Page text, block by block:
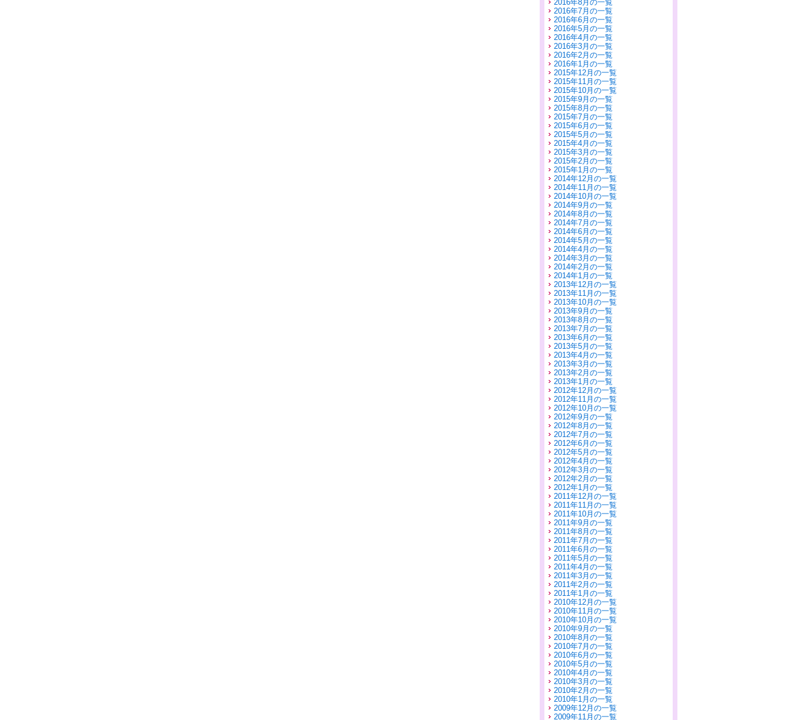
2016年8月の一覧
2016年7月の一覧
2016年6月の一覧
2016年5月の一覧
2016年4月の一覧
2016年3月の一覧
2016年2月の一覧
2016年1月の一覧
2015年12月の一覧
2015年11月の一覧
2015年10月の一覧
2015年9月の一覧
2015年8月の一覧
2015年7月の一覧
2015年6月の一覧
2015年5月の一覧
2015年4月の一覧
2015年3月の一覧
2015年2月の一覧
2015年1月の一覧
2014年12月の一覧
2014年11月の一覧
2014年10月の一覧
2014年9月の一覧
2014年8月の一覧
2014年7月の一覧
2014年6月の一覧
2014年5月の一覧
2014年4月の一覧
2014年3月の一覧
2014年2月の一覧
2014年1月の一覧
2013年12月の一覧
2013年11月の一覧
2013年10月の一覧
2013年9月の一覧
2013年8月の一覧
2013年7月の一覧
2013年6月の一覧
2013年5月の一覧
2013年4月の一覧
2013年3月の一覧
2013年2月の一覧
2013年1月の一覧
2012年12月の一覧
2012年11月の一覧
2012年10月の一覧
2012年9月の一覧
2012年8月の一覧
2012年7月の一覧
2012年6月の一覧
2012年5月の一覧
2012年4月の一覧
2012年3月の一覧
2012年2月の一覧
2012年1月の一覧
2011年12月の一覧
2011年11月の一覧
2011年10月の一覧
2011年9月の一覧
2011年8月の一覧
2011年7月の一覧
2011年6月の一覧
2011年5月の一覧
2011年4月の一覧
2011年3月の一覧
2011年2月の一覧
2011年1月の一覧
2010年12月の一覧
2010年11月の一覧
2010年10月の一覧
2010年9月の一覧
2010年8月の一覧
2010年7月の一覧
2010年6月の一覧
2010年5月の一覧
2010年4月の一覧
2010年3月の一覧
2010年2月の一覧
2010年1月の一覧
2009年12月の一覧
2009年11月の一覧